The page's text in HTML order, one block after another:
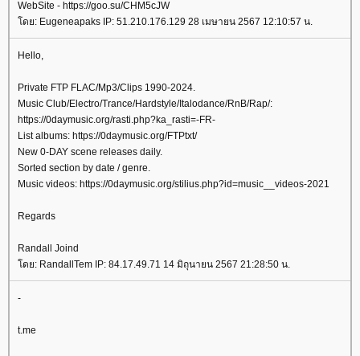
WebSite - https://goo.su/CHM5cJW
ดย: Eugeneapaks IP: 51.210.176.129 28 เมษายน 2567 12:10:57 น.
Hello,
Private FTP FLAC/Mp3/Clips 1990-2024.
Music Club/Electro/Trance/Hardstyle/Italodance/RnB/Rap/:
https://0daymusic.org/rasti.php?ka_rasti=-FR-
List albums: https://0daymusic.org/FTPtxt/
New 0-DAY scene releases daily.
Sorted section by date / genre.
Music videos: https://0daymusic.org/stilius.php?id=music__videos-2021
Regards
Randall Joind
ดย: RandallTem IP: 84.17.49.71 14 มิถุนายน 2567 21:28:50 น.
-
t.me